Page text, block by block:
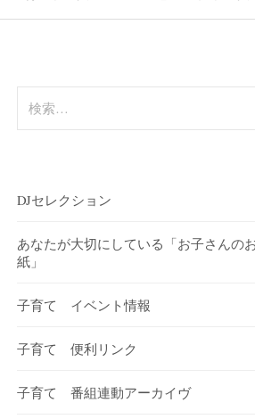
索:
DJセレクション
あなたが大切にしている「お子さんの
紙」
子育て イベント情報
子育て 便利リンク
子育て 番組連動アーカイヴ